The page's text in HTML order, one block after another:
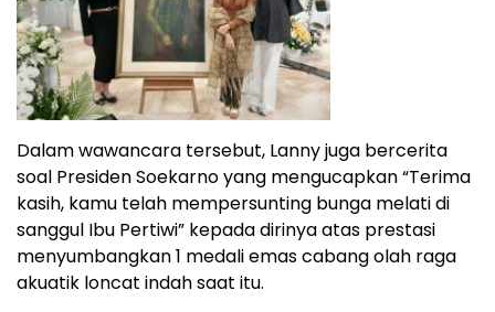
Dalam wawancara tersebut, Lanny juga bercerita
soal Presiden Soekarno yang mengucapkan “Terima
kasih, kamu telah mempersunting bunga melati di
sanggul Ibu Pertiwi” kepada dirinya atas prestasi
menyumbangkan 1 medali emas cabang olah raga
akuatik loncat indah saat itu.